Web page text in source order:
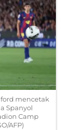
mencetak
Spanyol
Camp
AFP)